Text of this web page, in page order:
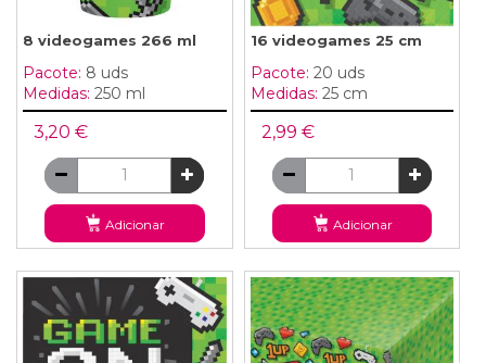
8 videogames 266 ml
Pacote: 8 uds
Medidas: 250 ml
3,20 €
Adicionar
16 videogames 25 cm
Pacote: 20 uds
Medidas: 25 cm
2,99 €
Adicionar